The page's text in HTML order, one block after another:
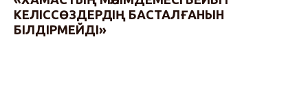
КЕЛІССӨЗДЕРДІҢ БАСТАЛҒАНЫН
БІЛДІРМЕЙДІ»